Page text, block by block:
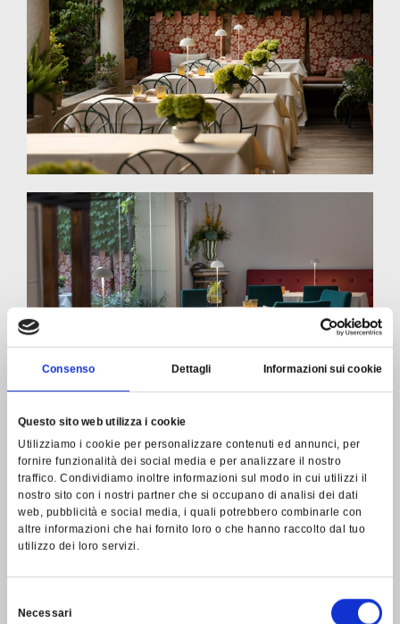
Consenso Dettagli Informazioni sui cookie
Questo sito web utilizza i cookie
Utilizziamo i cookie per personalizzare contenuti ed annunci, per
fornire funzionalità dei social media e per analizzare il nostro
traffico. Condividiamo inoltre informazioni sul modo in cui utilizzi il
nostro sito con i nostri partner che si occupano di analisi dei dati
web, pubblicità e social media, i quali potrebbero combinarle con
altre informazioni che hai fornito loro o che hanno raccolto dal tuo
utilizzo dei loro servizi.
delNecessari